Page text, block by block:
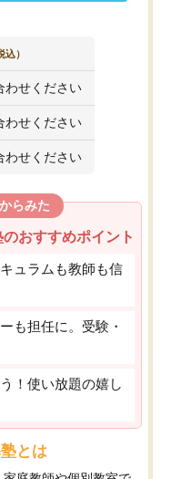
込）
わせください
わせください
わせください
らみた
おすすめポイント
ュラムも教師も信
も担任に。受験・
！使い放題の嬉し
とは